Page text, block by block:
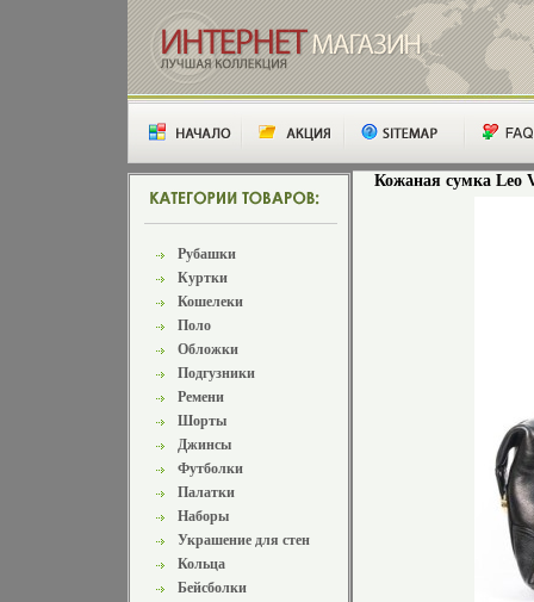
Рубашки
Куртки
Кошелеки
Поло
Обложки
Подгузники
Ремени
Шорты
Джинсы
Футболки
Палатки
Наборы
Украшение для стен
Кольца
Бейсболки
Кожаная сумка Leo